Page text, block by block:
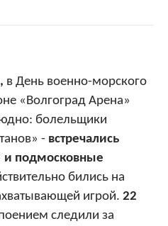
в День военно-морского
«Волгоград Арена»
болельщики
- встречались
и подмосковные
бились на
игрой. 22
следили за